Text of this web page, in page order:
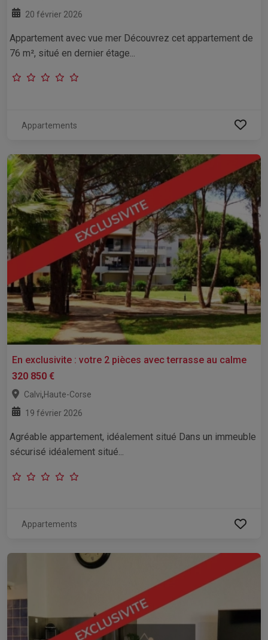
20 février 2026
Appartement avec vue mer Découvrez cet appartement de
76 m², situé en dernier étage...
Appartements
En exclusivite : votre 2 pièces avec terrasse au calme
320 850 €
Calvi,Haute-Corse
19 février 2026
Agréable appartement, idéalement situé Dans un immeuble
sécurisé idéalement situé...
Appartements